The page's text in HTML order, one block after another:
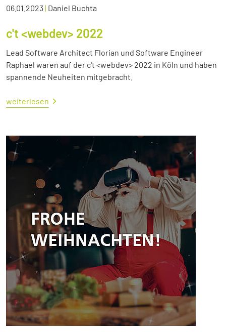
06.01.2023| Daniel Buchta
c't <webdev> 2022
Lead Software Architect Florian und Software Engineer
Raphael waren auf der c't <webdev> 2022 in Köln und haben
spannende Neuheiten mitgebracht.
weiterlesen